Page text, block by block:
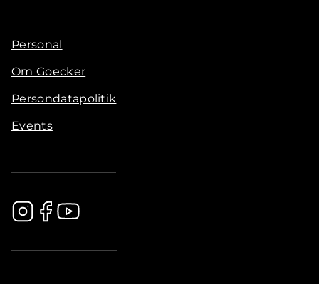
Personal
Om Goecker
Persondatapolitik
Events